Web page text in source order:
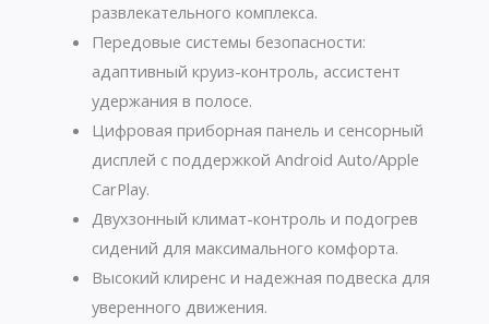
развлекательного комплекса.
Передовые системы безопасности:
адаптивный круиз-контроль, ассистент
удержания в полосе.
Цифровая приборная панель и сенсорный
дисплей с поддержкой Android Auto/Apple
CarPlay.
Двухзонный климат-контроль и подогрев
сидений для максимального комфорта.
Высокий клиренс и надежная подвеска для
уверенного движения.